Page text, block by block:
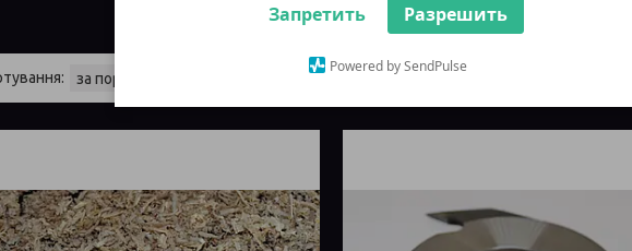
Запретить Разрешить
Powered by SendPulse